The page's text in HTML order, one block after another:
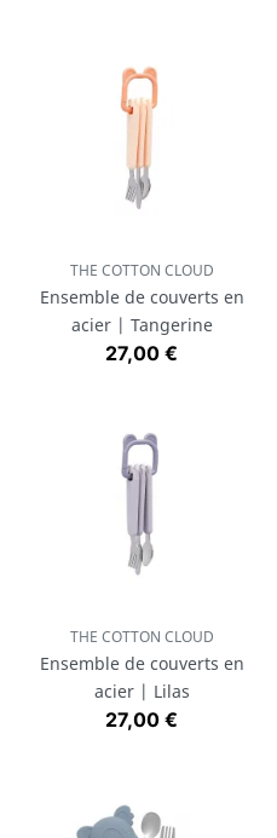
THE COTTON CLOUD
Ensemble de couverts en
acier | Tangerine
Prix
27,00 €
THE COTTON CLOUD
Ensemble de couverts en
acier | Lilas
Prix
27,00 €